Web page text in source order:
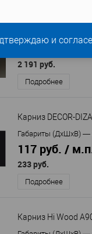
1 096 руб. /
2 191 руб.
Подробнее
Карниз DECOR-
Габариты (ДхШхВ) —
117 руб. /
233 руб.
Подробнее
Карниз Hi Wood
и